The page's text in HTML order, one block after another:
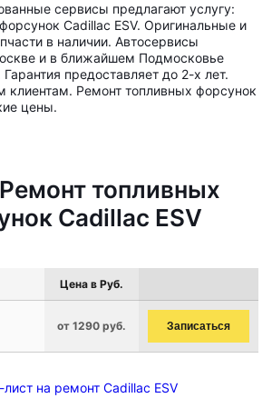
сервисы предлагают услугу:
Cadillac ESV. Оригинальные и
в наличии. Автосервисы
и в ближайшем Подмосковье
предоставляет до 2-х лет.
клиентам. Ремонт топливных форсунок
цены.
топливных
Cadillac ESV
Цена в Руб.
от 1290 руб. Записаться
на ремонт Cadillac ESV